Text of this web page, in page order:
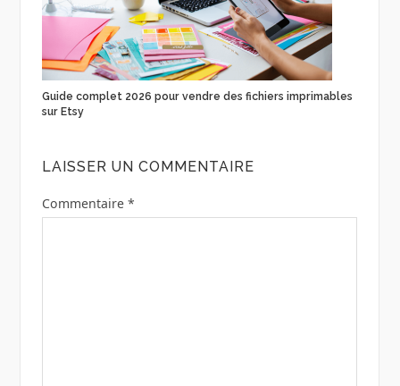
Guide complet 2026 pour vendre des fichiers imprimables
sur Etsy
LAISSER UN COMMENTAIRE
Commentaire *